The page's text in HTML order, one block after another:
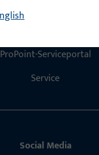
ProPoint-Serviceportal
Service
Social Media